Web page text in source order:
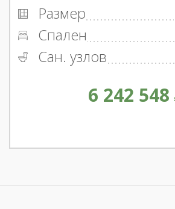
Размер
Спален
Сан. узлов
6 242 548